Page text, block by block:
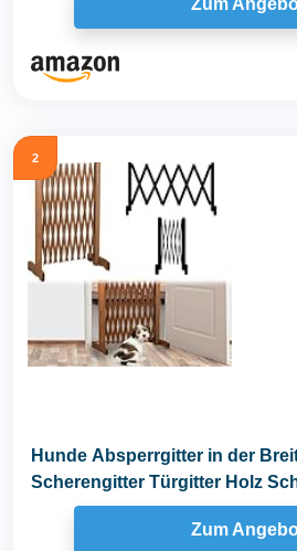
Zum
2
Hunde Absperrgitter in der
Scherengitter Türgitter Holz
Zum